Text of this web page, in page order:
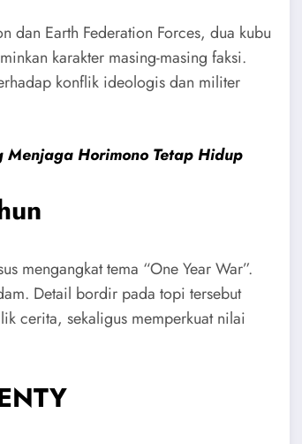
Earth Federation Forces, dua kubu
karakter masing-masing faksi.
konflik ideologis dan militer
Horimono Tetap Hidup
mengangkat tema “One Year War”.
Detail bordir pada topi tersebut
cerita, sekaligus memperkuat nilai